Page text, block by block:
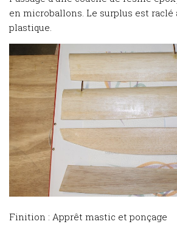
en microballons. Le surplus est raclé
plastique.
Finition : Apprêt mastic et ponçage